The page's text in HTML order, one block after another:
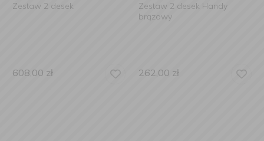
Zestaw 2 desek
608,00 zł
Zestaw 2 desek Handy
brązowy
262,00 zł